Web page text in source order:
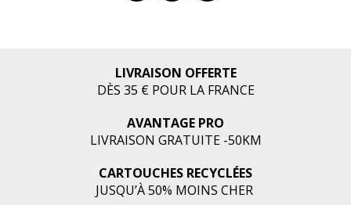
LIVRAISON OFFERTE
DÈS 35 € POUR LA FRANCE
AVANTAGE PRO
LIVRAISON GRATUITE -50KM
CARTOUCHES RECYCLÉES
JUSQU’À 50% MOINS CHER